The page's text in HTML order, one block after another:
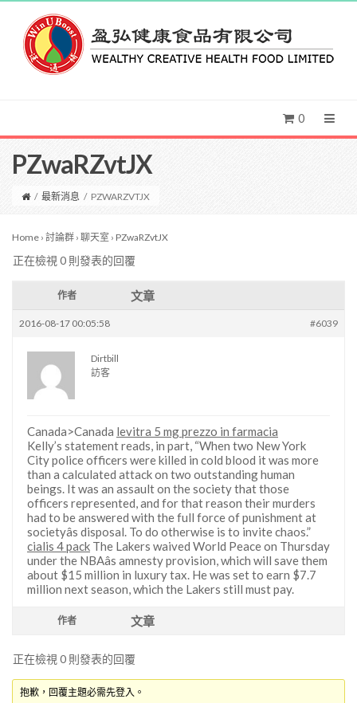
0
PZwaRZvtJX
/ 最新消息 / PZWARZVTJX
Home › 討論群 › 聊天室 › PZwaRZvtJX
正在檢視 0 則發表的回覆
作者 文章
2016-08-17 00:05:58 #6039
Dirtbill
訪客
Canada>Canada levitra 5 mg prezzo in farmacia
Kelly’s statement reads, in part, “When two New York
City police officers were killed in cold blood it was more
than a calculated attack on two outstanding human
beings. It was an assault on the society that those
officers represented, and for that reason their murders
had to be answered with the full force of punishment at
societyâs disposal. To do otherwise is to invite chaos.”
cialis 4 pack The Lakers waived World Peace on Thursday
under the NBAâs amnesty provision, which will save them
about $15 million in luxury tax. He was set to earn $7.7
million next season, which the Lakers still must pay.
作者 文章
正在檢視 0 則發表的回覆
抱歉，回覆主題必需先登入。